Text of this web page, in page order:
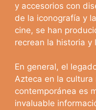
y accesorios con
de la iconografía y
cine, se han
recrean la historia y
En general, el
Azteca en la cultura
contemporánea es
invaluable